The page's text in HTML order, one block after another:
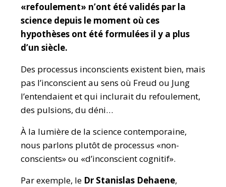
«refoulement» n’ont été validés par la
science depuis le moment où ces
hypothèses ont été formulées il y a plus
d’un siècle.
Des processus inconscients existent bien, mais
pas l’inconscient au sens où Freud ou Jung
l’entendaient et qui inclurait du refoulement,
des pulsions, du déni…
À la lumière de la science contemporaine,
nous parlons plutôt de processus «non-
conscients» ou «d’inconscient cognitif».
Par exemple, le Dr Stanislas Dehaene,